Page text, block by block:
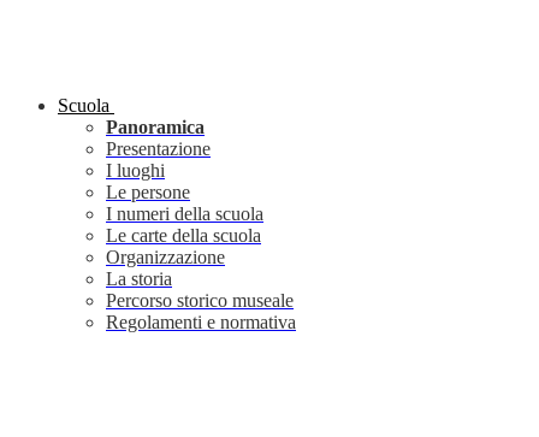
Scuola
Panoramica
Presentazione
I luoghi
Le persone
I numeri della scuola
Le carte della scuola
Organizzazione
La storia
Percorso storico museale
Regolamenti e normativa